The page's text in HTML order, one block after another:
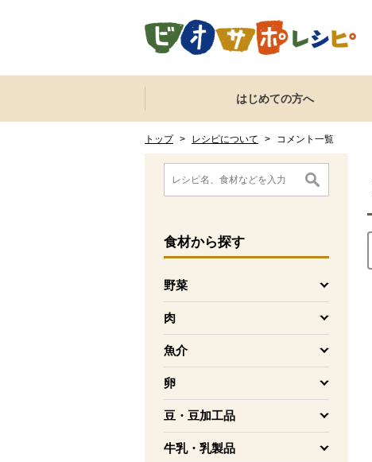
ここからサイト内共通メニューです。
サイト内共通メニューをスキップする
はじめての方へ
トップ > レシピについて > コメント一覧
ここから消費材検索メニューです。
食材から探す
野菜
を開く
肉
を開く
魚介
を開く
卵
を開く
豆・豆加工品
を開く
牛乳・乳製品
を開く
消費材検索メニューここまで。
ここから本文です。